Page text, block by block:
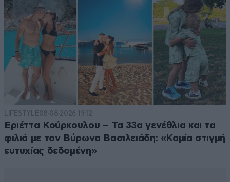
LIFESTYLE08·08·2026 19:12
Εριέττα Κούρκουλου – Τα 33α γενέθλια και τα
φιλιά με τον Βύρωνα Βασιλειάδη: «Καμία στιγμή
ευτυχίας δεδομένη»